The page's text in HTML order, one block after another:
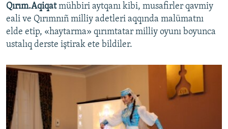
Qırım.Aqiqatmühbiri aytqanı kibi, musafirler qavmiy
eali ve Qırımnıñ milliy adetleri aqqında malümatnı
elde etip, «haytarma» qırımtatar milliy oyunı boyunca
ustalıq derste iştirak ete bildiler.